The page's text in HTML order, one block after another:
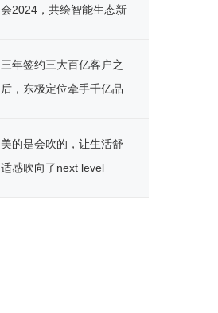
会2024，共绘智能生态新
三年签约三大百亿客户之
后，东极定位牵手千亿品
美的是会吹的，让生活舒
适感吹向了next level